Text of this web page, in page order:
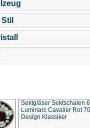
Sektgläser Sektschalen
Luminarc Cavalier Rot
Design Klassiker